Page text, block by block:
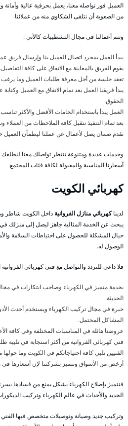
العميل فور تواصله معنا، يعمل بحرفية عالية
من الصعوبة أن نتلقى الشكاوي منه من عملائنا.
وتتم أعمالنا في مجال التشطيبات كالآتي :
يبدأ العمل بمجرد اتصال العميل بنا وإرسال فريق
يقوم الفريق بالمعاينة مع الاتفاق على كافة التفاصيل.
تعقد جلسة من أجل معرفة طلبات العميل وما يرغب
يبدأ فريقنا العمل بعد تمام الاتفاق مع العميل
الحقوق.
العمل يبدأ باستخدام الخامات الأفضل والأكثر تناسب
بعد تمام التنفيذ نتقبل كافة الملاحظات من العملاء
نقدم ضمان يصل لأعمال عن عملنا ليطمأن العميل
وخدمات عديدة ومتنوعة تنتظر تواصلك معنا
أسعارنا المناسبة والمقبولة لكافة فئات المجتمع.
كهربائي الكويت
لديناكهربائي منازل الفروانية داخل الكويت شاطر
يبحث عن الخدمة المثالية جاهز ليصل إلى منزلك
حيال المشكلة للحصول على احتياطات السلامة
الوصول له.
فلا داعي للتردد والتواصل مع فني كهربائي
بخدمة متميز في الكهرباء وصاحب ابتكارات في
الحديثة.
خبرة في مجال تركيب الكهرباء ويستخدم أحدث
المشاكل المحتمل.
عروضنا هائلة في المناسبات المختلفة وفي كافة
فني كهربائي الفروانية من أكثر استجابة في
الفنيين نلبي كافة احتياجاتكم في الكويت وما
أرخص من الأسواق ونتميز بشركتنا لإن أسعارها في
فنتميز بإصلاح الكهرباء بشكل يمنع من فسادها
الجديد والأحداث في عالم الكهرباء وتركيب
وتركيب جديد وصيانة وتوصيلات متخصص فيها